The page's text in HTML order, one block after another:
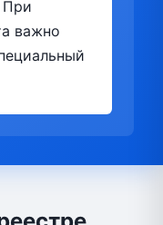
При
важно